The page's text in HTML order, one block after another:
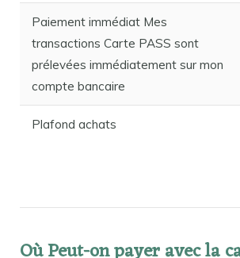
Paiement immédiat Mes
transactions Carte PASS sont
prélevées immédiatement sur mon
compte bancaire
Plafond achats